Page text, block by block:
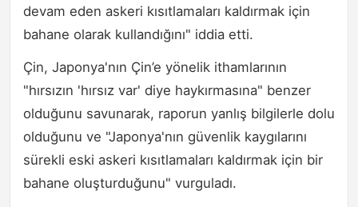
devam eden askeri kısıtlamaları kaldırmak için
bahane olarak kullandığını" iddia etti.
Çin, Japonya'nın Çin’e yönelik ithamlarının
"hırsızın 'hırsız var' diye haykırmasına" benzer
olduğunu savunarak, raporun yanlış bilgilerle dolu
olduğunu ve "Japonya'nın güvenlik kaygılarını
sürekli eski askeri kısıtlamaları kaldırmak için bir
bahane oluşturduğunu" vurguladı.